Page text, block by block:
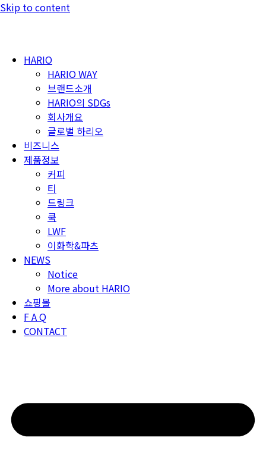
Skip to content
HARIO
HARIO WAY
브랜드소개
HARIO의 SDGs
회사개요
글로벌 하리오
비즈니스
제품정보
커피
티
드링크
쿡
LWF
이화학&파츠
NEWS
Notice
More about HARIO
쇼핑몰
F A Q
CONTACT